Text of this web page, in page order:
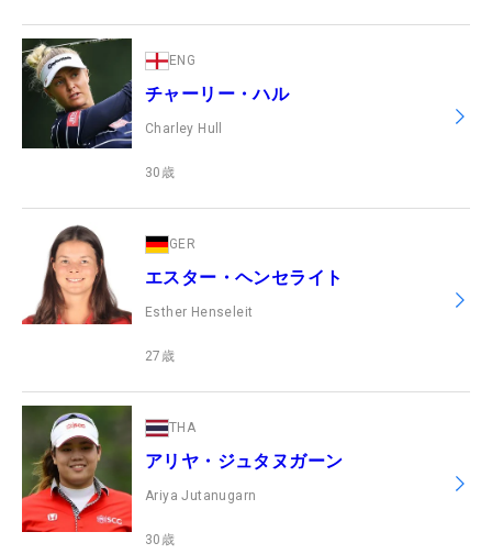
ENG
チャーリー・ハル
Charley Hull
30 歳
GER
エスター・ヘンセライト
Esther Henseleit
27 歳
THA
アリヤ・ジュタヌガーン
Ariya Jutanugarn
30 歳